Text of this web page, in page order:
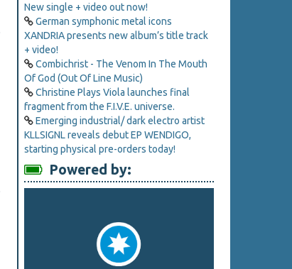
New single + video out now!
German symphonic metal icons
XANDRIA presents new album’s title track
+ video!
Combichrist - The Venom In The Mouth
Of God (Out Of Line Music)
Christine Plays Viola launches final
fragment from the F.I.V.E. universe.
Emerging industrial/ dark electro artist
KLLSIGNL reveals debut EP WENDIGO,
starting physical pre-orders today!
Powered by: